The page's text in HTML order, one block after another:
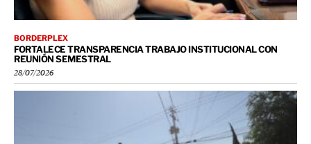
BORDERPLEX
FORTALECE TRANSPARENCIA TRABAJO INSTITUCIONAL CON
REUNIÓN SEMESTRAL
28/07/2026